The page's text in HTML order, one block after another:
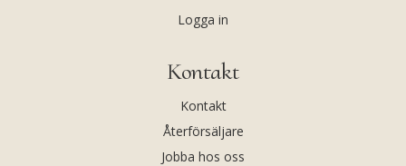
Logga in
Kontakt
Kontakt
Återförsäljare
Jobba hos oss